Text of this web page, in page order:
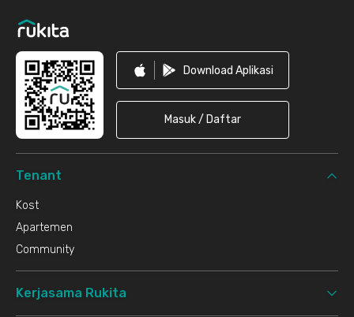
Download Aplikasi
Masuk / Daftar
Tenant
Kost
Apartemen
Community
Kerjasama Rukita